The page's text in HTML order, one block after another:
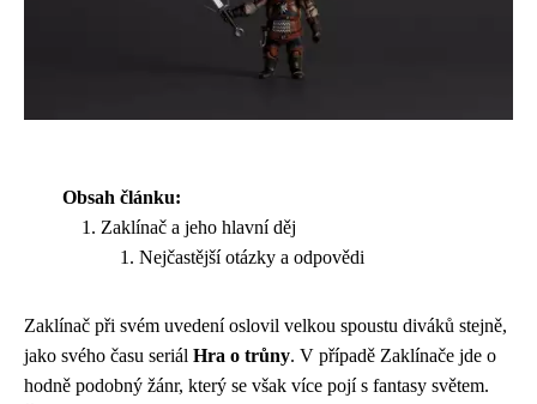
Obsah článku:
Zaklínač a jeho hlavní děj
Nejčastější otázky a odpovědi
Zaklínač při svém uvedení oslovil velkou spoustu diváků stejně,
jako svého času seriál Hra o trůny. V případě Zaklínače jde o
hodně podobný žánr, který se však více pojí s fantasy světem.